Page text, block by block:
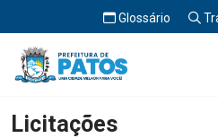
Glossário
Início Licitações
Licitações